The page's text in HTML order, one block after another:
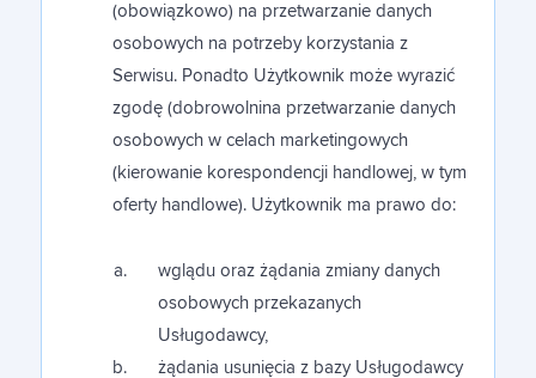
(obowiązkowo) na przetwarzanie danych
osobowych na potrzeby korzystania z
Serwisu. Ponadto Użytkownik może wyrazić
zgodę (dobrowolnina przetwarzanie danych
osobowych w celach marketingowych
(kierowanie korespondencji handlowej, w tym
oferty handlowe). Użytkownik ma prawo do:
wglądu oraz żądania zmiany danych
osobowych przekazanych
Usługodawcy,
żądania usunięcia z bazy Usługodawcy